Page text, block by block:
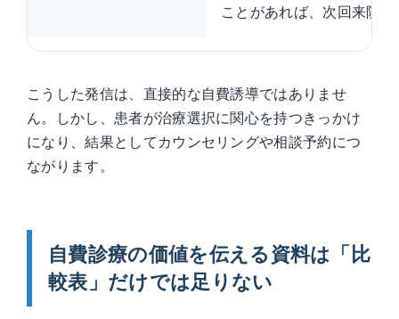
ことがあれば、次回来院
こうした発信は、直接的な自費誘導ではありませ
ん。しかし、患者が治療選択に関心を持つきっかけ
になり、結果としてカウンセリングや相談予約につ
ながります。
自費診療の価値を伝える資料は「比
較表」だけでは足りない